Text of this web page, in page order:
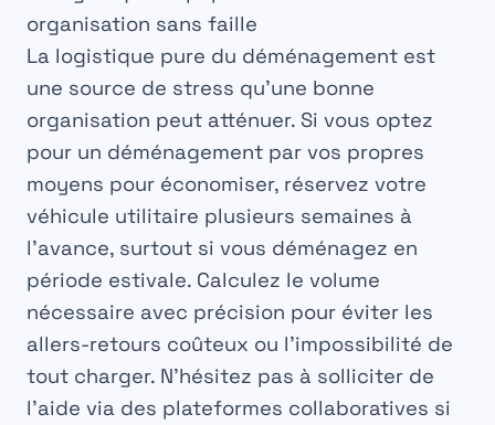
organisation sans faille
La logistique pure du déménagement est
une source de stress qu’une bonne
organisation peut atténuer. Si vous optez
pour un déménagement par vos propres
moyens pour économiser, réservez votre
véhicule utilitaire plusieurs semaines à
l’avance, surtout si vous déménagez en
période estivale. Calculez le volume
nécessaire avec précision pour éviter les
allers-retours coûteux ou l’impossibilité de
tout charger. N’hésitez pas à solliciter de
l’aide via des plateformes collaboratives si